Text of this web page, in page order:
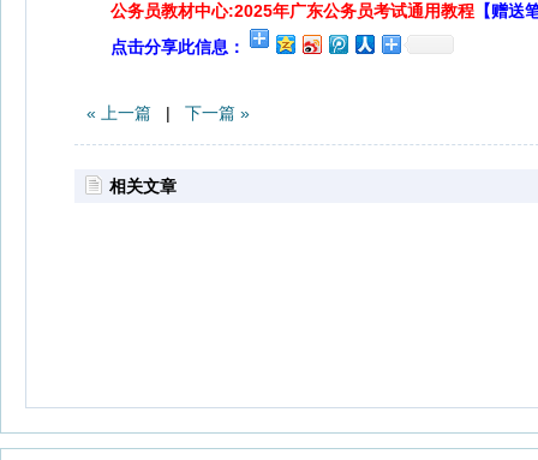
公务员教材中心:2025年广东公务员考试通用教程 【赠送
点击分享此信息：
« 上一篇 | 下一篇 »
相关文章